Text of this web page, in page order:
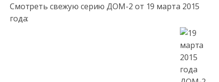
Смотреть свежую серию ДОМ-2 от 19 марта 2015
года: